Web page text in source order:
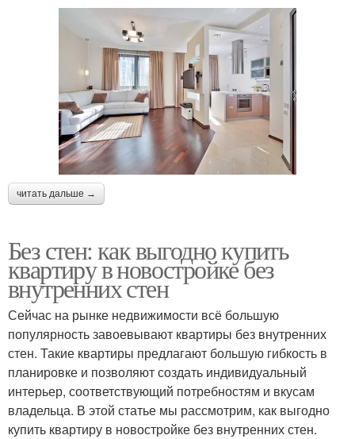
читать дальше →
Без стен: как выгодно купить
квартиру в новостройке без
внутренних стен
Сейчас на рынке недвижимости всё большую
популярность завоевывают квартиры без внутренних
стен. Такие квартиры предлагают большую гибкость в
планировке и позволяют создать индивидуальный
интерьер, соответствующий потребностям и вкусам
владельца. В этой статье мы рассмотрим, как выгодно
купить квартиру в новостройке без внутренних стен.